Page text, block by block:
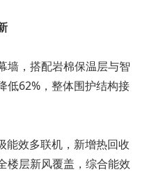
墙，搭配岩棉保温层与智
低62%，整体围护结构接
能效多联机，新增热回收
楼层新风覆盖，综合能效